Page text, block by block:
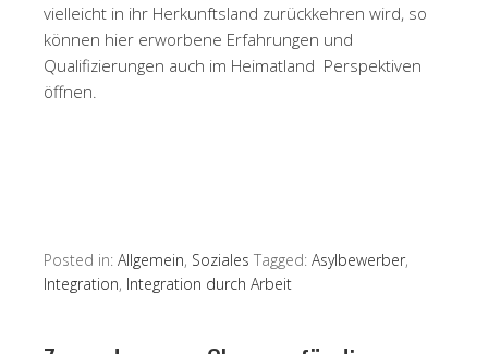
vielleicht in ihr Herkunftsland zurückkehren wird, so
können hier erworbene Erfahrungen und
Qualifizierungen auch im Heimatland Perspektiven
öffnen.
Posted in: Allgemein, Soziales Tagged: Asylbewerber,
Integration, Integration durch Arbeit